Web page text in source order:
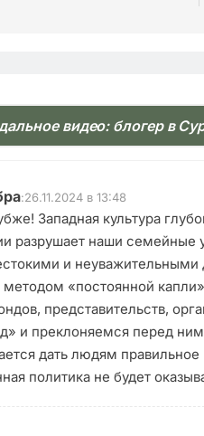
видео: блогер в
:26.11.2024 в 13:48
Западная культура
разрушает наши семейные
и
методом «постоянной
представительств,
и преклоняемся перед
дать людям
политика не будет